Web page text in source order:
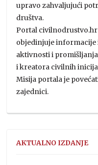
upravo zahvaljujući
društva.
Portal
objedinjuje informacije
aktivnosti i
i kreatora civilnih
Misija portala je
zajednici.
AKTUALNO IZDANJE